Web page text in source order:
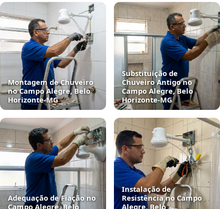
Montagem de Chuveiro
no Campo Alegre, Belo
Horizonte‑MG
Substituição de
Chuveiro Antigo no
Campo Alegre, Belo
Horizonte‑MG
Adequação de Fiação no
Campo Alegre, Belo
Instalação de
Resistência no Campo
Alegre, Belo